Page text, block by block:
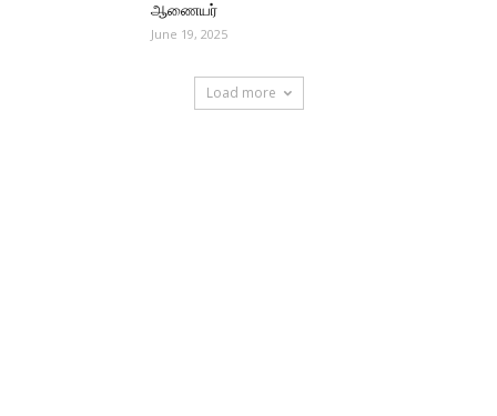
ஆணையர்
June 19, 2025
Load more